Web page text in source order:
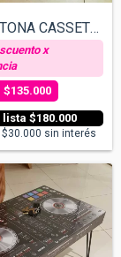
MESA RATONA CASSETTE - NIRVANA
$180.000
$135.000
$30.000 sin interés